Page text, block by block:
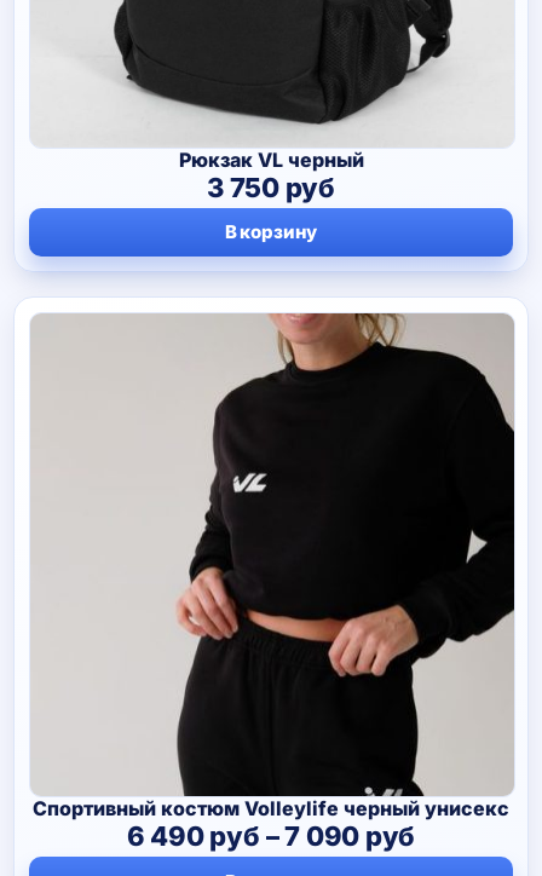
Рюкзак VL черный
3 750 руб
В корзину
Спортивный костюм Volleylife черный унисекс
6 490руб –7 090 руб
цен: